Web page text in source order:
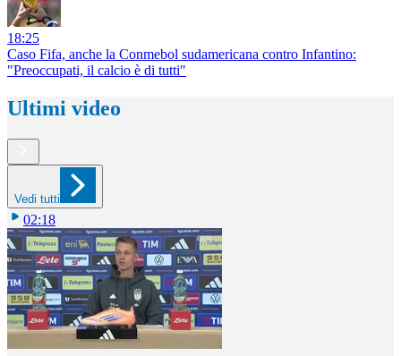
18:25
Caso Fifa, anche la Conmebol sudamericana contro Infantino:
"Preoccupati, il calcio è di tutti"
Ultimi video
Vedi tutti
02:18